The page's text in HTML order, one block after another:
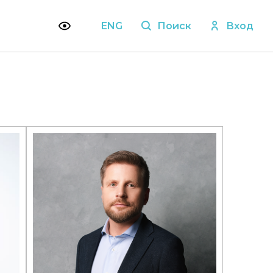
ENG Поиск Вход